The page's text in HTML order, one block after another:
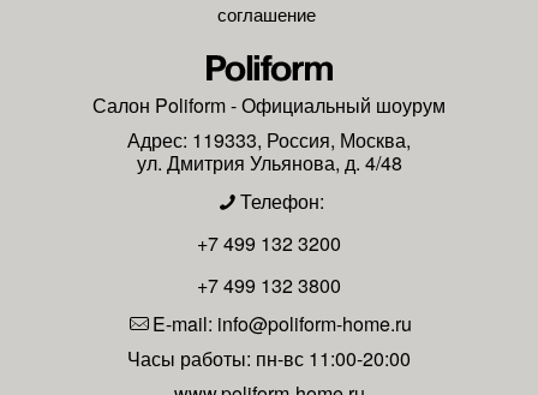
соглашение
Салон Poliform- Официальный шоурум
Адрес: 119333, Россия, Москва,
ул. Дмитрия Ульянова, д. 4/48
Телефон:
+7 499 132 3200
+7 499 132 3800
E-mail: info@poliform-home.ru
Часы работы: пн-вс 11:00-20:00